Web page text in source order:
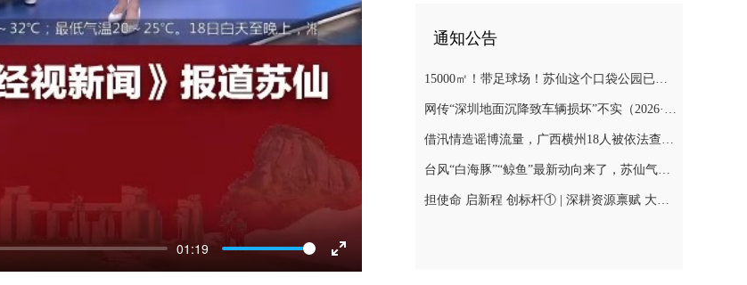
01:19
Enter
通知公告
15000㎡！带足球场！苏仙这个口袋公园已对外开放
网传“深圳地面沉降致车辆损坏”不实（2026·08·06）
借汛情造谣博流量，广西横州18人被依法查处（2026·08·05）
台风“白海豚”“鲸鱼”最新动向来了，苏仙气象提醒这几天都有雨
担使命 启新程 创标杆① | 深耕资源禀赋 大力兴工旺商